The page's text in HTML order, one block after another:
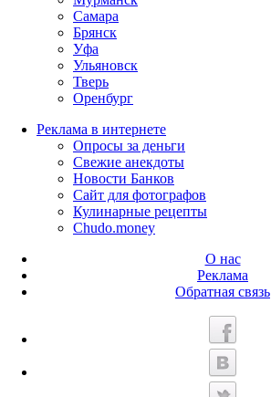
Самара
Брянск
Уфа
Ульяновск
Тверь
Оренбург
Реклама в интернете
Опросы за деньги
Свежие анекдоты
Новости Банков
Сайт для фотографов
Кулинарные рецепты
Chudo.money
О нас
Реклама
Обратная связь